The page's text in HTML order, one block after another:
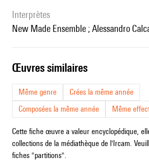
interprètes
New Made Ensemble ; Alessandro
œuvres similaires
Même genre
Crées la même année
Composées la même année
Même
Cette fiche œuvre a valeur encyclopédique,
collections de la médiathèque de l'Ircam.
fiches "partitions".